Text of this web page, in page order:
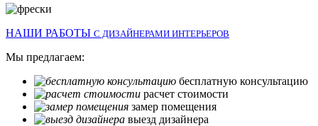
НАШИ РАБОТЫ С ДИЗАЙНЕРАМИ ИНТЕРЬЕРОВ
Мы предлагаем:
бесплатную консультацию
расчет стоимости
замер помещения
выезд дизайнера